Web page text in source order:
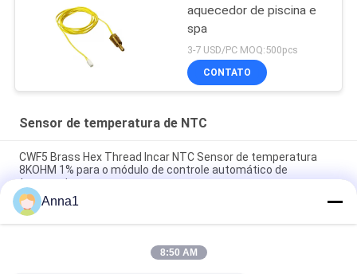
aquecedor de piscina e
spa
3-7 USD/PC MOQ:500pcs
CONTATO
Sensor de temperatura de NTC
CWF5 Brass Hex Thread Incar NTC Sensor de temperatura
8KOHM 1% para o módulo de controle automático de
temperatura
Sensor de temperatura NTC PT101 personalizado é adequado
para casas inteligentes
O sensor de temperatura PT100 NTC é adequado para
Anna1
8:50 AM